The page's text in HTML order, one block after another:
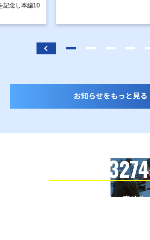
記念し本編10
お知らせをもっと見る
3274
全国の小学生・中学生・高校